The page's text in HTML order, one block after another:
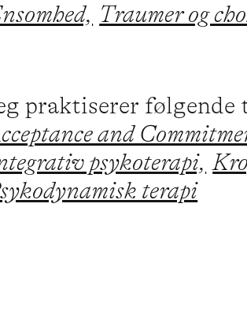
Traumer og
praktiserer følgende
and
psykoterapi,
terapi